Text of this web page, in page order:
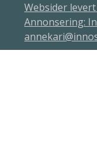
Websider
Annonsering: